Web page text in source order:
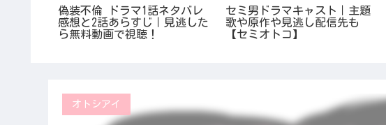
偽装不倫 ドラマ1話ネタバレ
感想と2話あらすじ｜見逃した
ら無料動画で視聴！
セミ男ドラマキャスト｜主題
歌や原作や見逃し配信先も
【セミオトコ】
オトシアイ